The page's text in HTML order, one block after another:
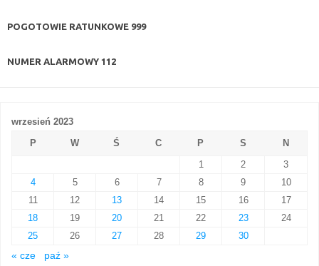
POGOTOWIE RATUNKOWE 999
NUMER ALARMOWY 112
wrzesień 2023
P
W Ś C P S
N
1
2
3
4
5 6 7 8 9
10
11
12 13 14 15 16
17
18
19 20 21 22 23
24
25
26 27 28 29
30
« cze
paź »